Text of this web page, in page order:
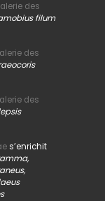
des
filum
des
des
s’enrichit